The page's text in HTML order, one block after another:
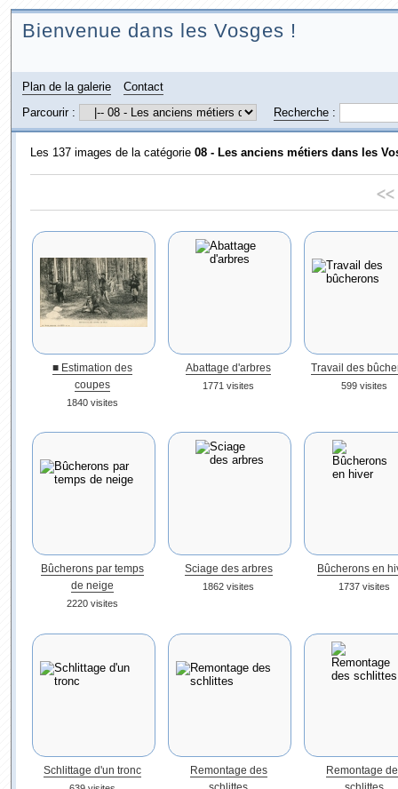
Bienvenue dans les Vosges !
Plan de la galerie
Contact
Parcourir :
Recherche:
Les 137 images de la catégorie 08 - Les anciens métiers dans les
<<
■ Estimation des
coupes
1840 visites
Abattage d'arbres
1771 visites
Travail des
599 visites
Bûcherons par temps
de neige
2220 visites
Sciage des arbres
1862 visites
Bûcherons en
1737 visites
Schlittage d'un tronc
Remontage des
Remontage